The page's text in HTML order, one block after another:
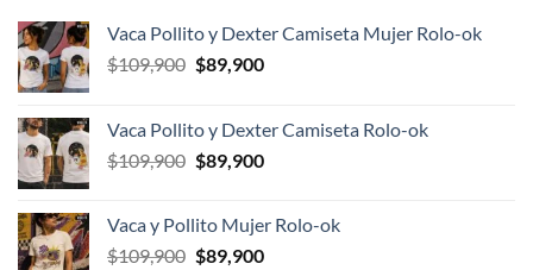
Vaca Pollito y Dexter Camiseta Mujer Rolo-ok
$109,900 El
era:
$109,900.
$89,900El
es:
$89,900.
Vaca Pollito y Dexter Camiseta Rolo-ok
$109,900 El
era:
$109,900.
$89,900El
es:
$89,900.
Vaca y Pollito Mujer Rolo-ok
$109,900 El
$89,900El